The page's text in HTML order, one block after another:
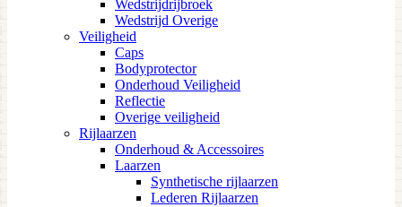
Wedstrijdrijbroek
Wedstrijd Overige
Veiligheid
Caps
Bodyprotector
Onderhoud Veiligheid
Reflectie
Overige veiligheid
Rijlaarzen
Onderhoud & Accessoires
Laarzen
Synthetische rijlaarzen
Lederen Rijlaarzen